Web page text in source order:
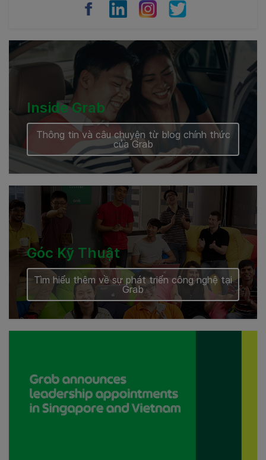
Cambodia
Inside Grab
Thông tin và câu chuyện từ blog chính thức
của Grab
Góc Kỹ Thuật
Tìm hiểu thêm về sự phát triển công nghệ tại
Grab